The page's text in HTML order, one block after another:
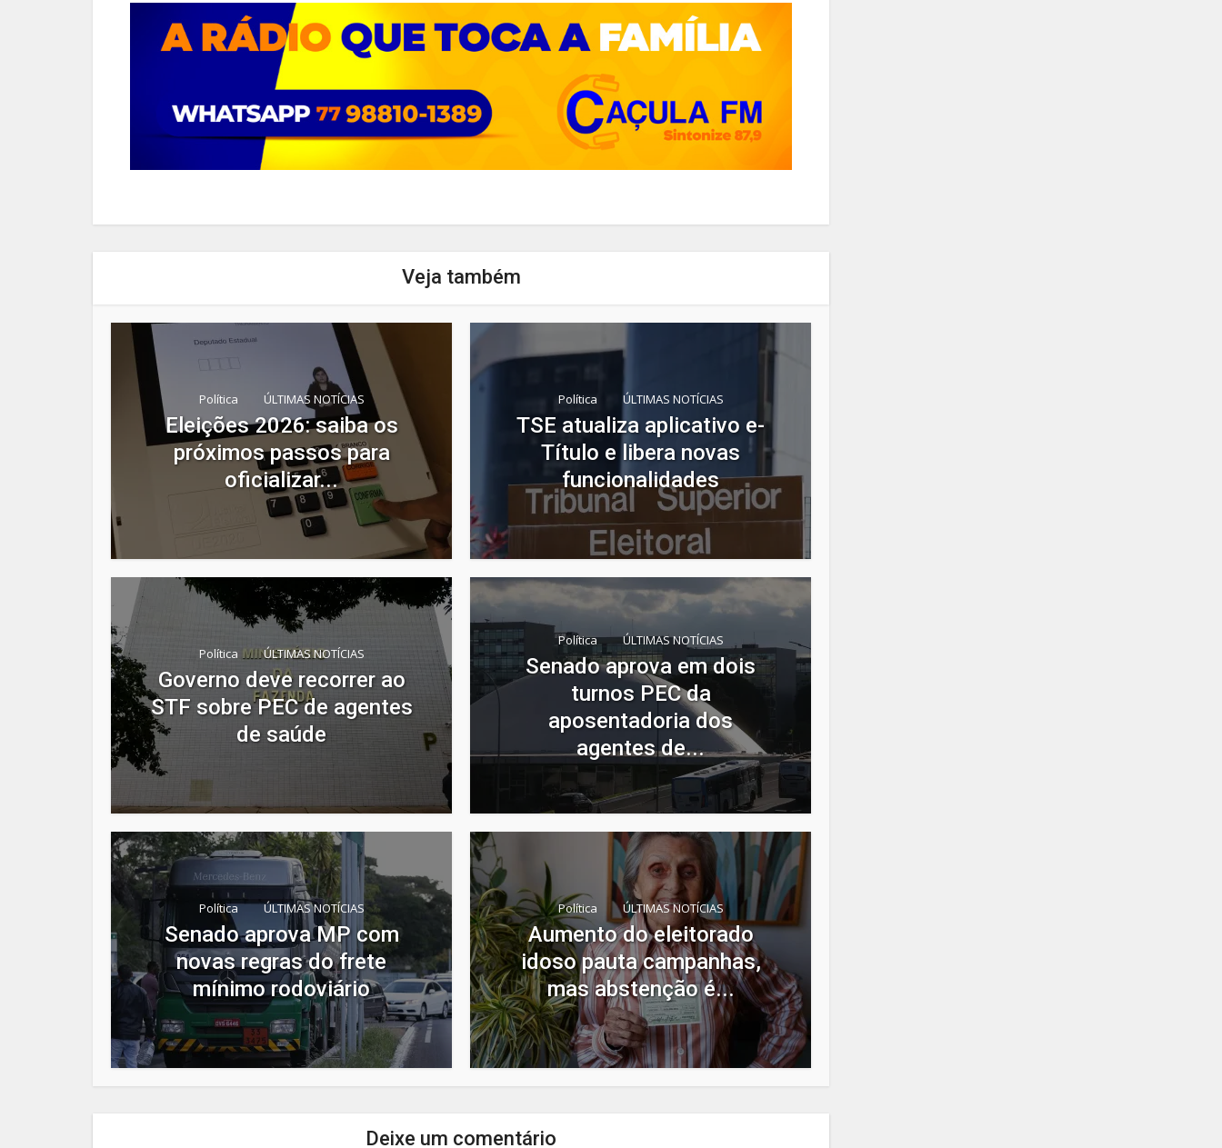
Veja também
Política ÚLTIMAS NOTÍCIAS
Eleições 2026: saiba os
próximos passos para
oficializar...
Política ÚLTIMAS NOTÍCIAS
TSE atualiza aplicativo e-
Título e libera novas
funcionalidades
Política ÚLTIMAS NOTÍCIAS
Governo deve recorrer ao
STF sobre PEC de agentes
de saúde
Política ÚLTIMAS NOTÍCIAS
Senado aprova em dois
turnos PEC da
aposentadoria dos
agentes de...
Política ÚLTIMAS NOTÍCIAS
Senado aprova MP com
novas regras do frete
mínimo rodoviário
Política ÚLTIMAS NOTÍCIAS
Aumento do eleitorado
idoso pauta campanhas,
mas abstenção é...
Deixe um comentário